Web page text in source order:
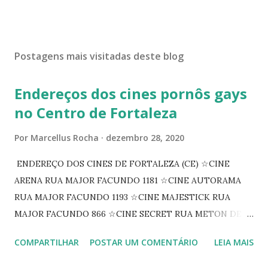
Postagens mais visitadas deste blog
Endereços dos cines pornôs gays
no Centro de Fortaleza
Por Marcellus Rocha dezembro 28, 2020
ENDEREÇO DOS CINES DE FORTALEZA (CE) ☆CINE
ARENA RUA MAJOR FACUNDO 1181 ☆CINE AUTORAMA
RUA MAJOR FACUNDO 1193 ☆CINE MAJESTICK RUA
MAJOR FACUNDO 866 ☆CINE SECRET RUA METON DE
PEIXOTO 1307 ☆CINE IRIS RUA FLORIANO PEIXOTO 1206
COMPARTILHAR POSTAR UM COMENTÁRIO LEIA MAIS